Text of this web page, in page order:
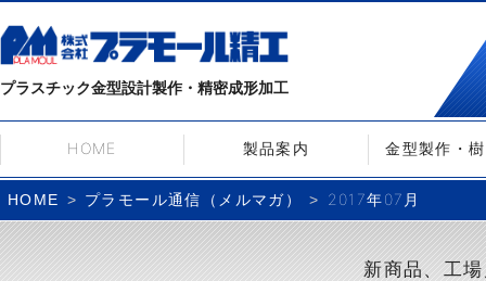
プラスチック金型設計製作・精密成形加工
HOME 製品案内 金型製作・
HOME プラモール通信（メルマガ） 2017年07月
新商品、工